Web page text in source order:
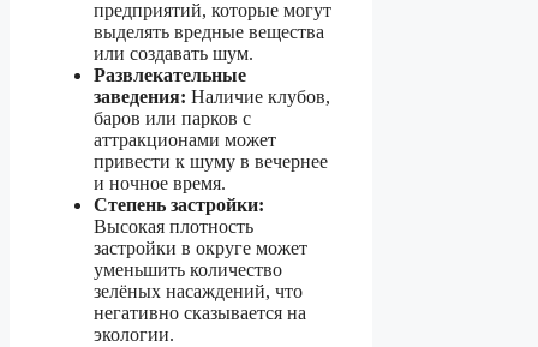
предприятий, которые могут
выделять вредные вещества
или создавать шум.
Развлекательные
заведения: Наличие клубов,
баров или парков с
аттракционами может
привести к шуму в вечернее
и ночное время.
Степень застройки:
Высокая плотность
застройки в округе может
уменьшить количество
зелёных насаждений, что
негативно сказывается на
экологии.